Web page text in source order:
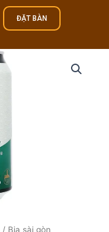
ĐẶT BÀN
/ Bia sài gòn